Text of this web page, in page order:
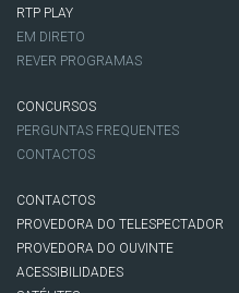
RTP PLAY
EM DIRETO
REVER PROGRAMAS
CONCURSOS
PERGUNTAS FREQUENTES
CONTACTOS
CONTACTOS
PROVEDORA DO TELESPECTADOR
PROVEDORA DO OUVINTE
ACESSIBILIDADES